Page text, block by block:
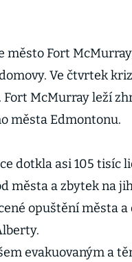
město Fort
Ve čtvrtek
McMurray leží
města Edmontonu.
dotkla asi 105 tisíc
města a zbytek na
opuštění města
evakuovaným a